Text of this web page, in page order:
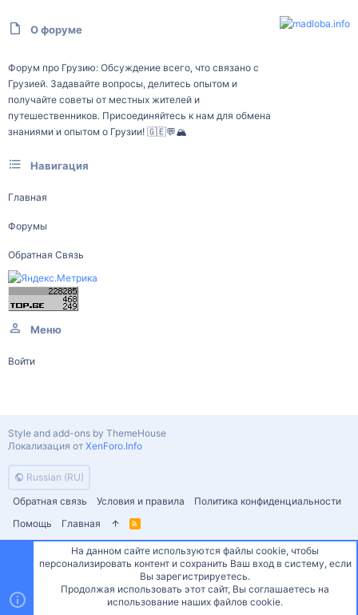
О форуме
Форум про Грузию: Обсуждение всего, что связано с
Грузией. Задавайте вопросы, делитесь опытом и
получайте советы от местных жителей и
путешественников. Присоединяйтесь к нам для обмена
знаниями и опытом о Грузии! 🇬🇪💬🏔️
Навигация
Главная
Форумы
Обратная Связь
Меню
Войти
Russian (RU)
Обратная связь
Условия и правила
Политика конфиденциальности
Помощь
Главная
R
S
Style and add-ons by ThemeHouse
Локализация от XenForo.Info
СверхуСнизу
На данном сайте используются файлы cookie, чтобы
персонализировать контент и сохранить Ваш вход в систему, если
Вы зарегистрируетесь.
Продолжая использовать этот сайт, Вы соглашаетесь на
использование наших файлов cookie.